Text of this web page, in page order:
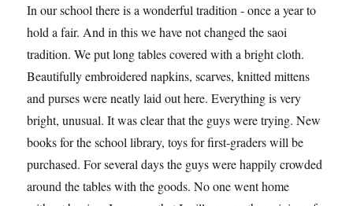
In our school there is a wonderful tradition - once a year to
hold a fair. And in this we have not changed the saoi
tradition. We put long tables covered with a bright cloth.
Beautifully embroidered napkins, scarves, knitted mittens
and purses were neatly laid out here. Everything is very
bright, unusual. It was clear that the guys were trying. New
books for the school library, toys for first-graders will be
purchased. For several days the guys were happily crowded
around the tables with the goods. No one went home